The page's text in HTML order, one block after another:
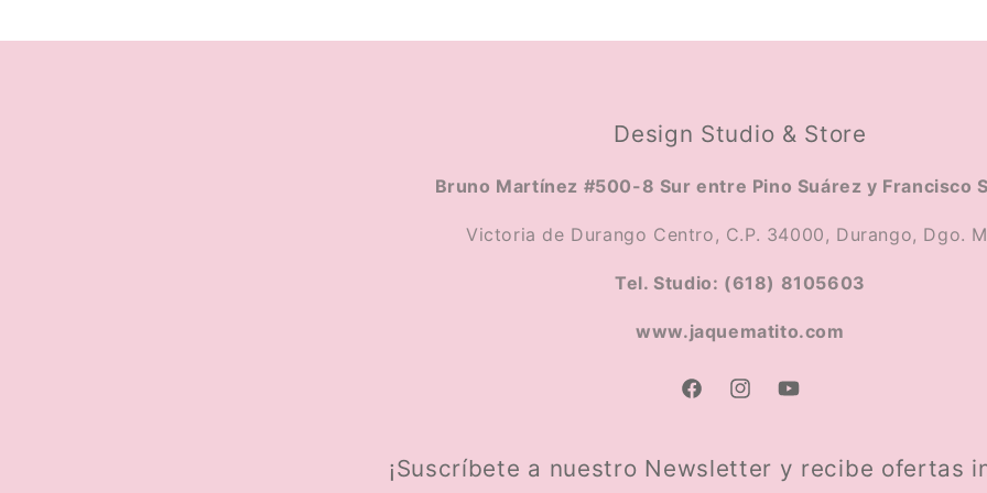
Design Studio & Store
Bruno Martínez #500-8 Sur entre Pino Suárez y Francisco
Victoria de Durango Centro, C.P. 34000, Durango, Dgo.
Tel. Studio: (618) 8105603
www.jaquematito.com
FacebookInstagramYouTube
¡Suscríbete a nuestro Newsletter y recibe ofertas